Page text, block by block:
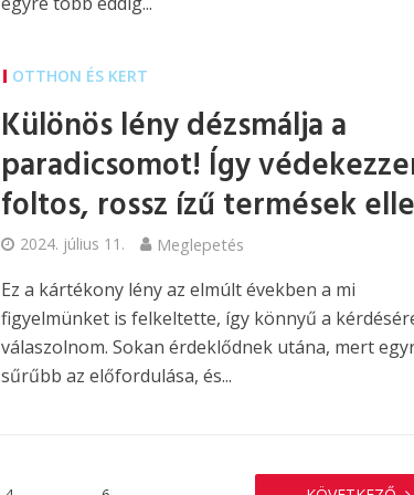
OTTHON ÉS KERT
Különös lény dézsmálja a
paradicsomot! Így
foltos, rossz ízű termések
2024. július 11. Meglepetés
Ez a kártékony lény az elmúlt években a mi
figyelmünket is felkeltette, így könnyű a
válaszolnom. Sokan érdeklődnek utána, mert
sűrűbb az előfordulása, és...